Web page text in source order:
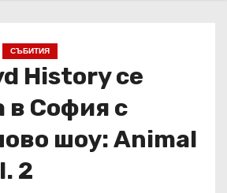
СЪБИТИЯ
History се
в София с
шоу: Animal
2